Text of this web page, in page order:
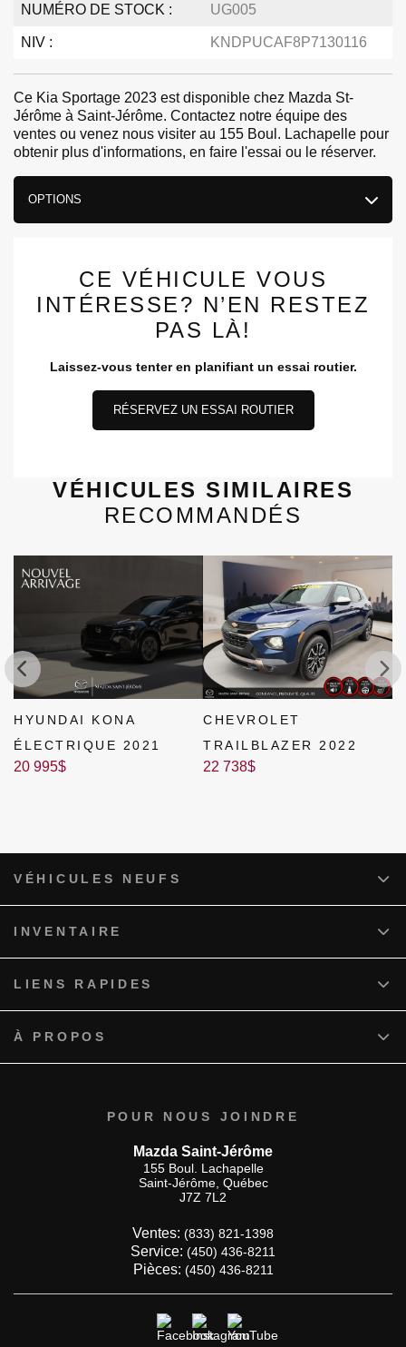
NUMÉRO DE STOCK : UG005
NIV : KNDPUCAF8P7130116
Ce Kia Sportage 2023 est disponible chez Mazda St-
Jérôme à Saint-Jérôme. Contactez notre équipe des
ventes ou venez nous visiter au 155 Boul. Lachapelle pour
obtenir plus d'informations, en faire l'essai ou le réserver.
OPTIONS
CE VÉHICULE VOUS
INTÉRESSE? N’EN RESTEZ
PAS LÀ!
Laissez-vous tenter en planifiant un essai routier.
RÉSERVEZ UN ESSAI ROUTIER
VÉHICULES SIMILAIRES
RECOMMANDÉS
HYUNDAI KONA
ÉLECTRIQUE 2021
20 995$
CHEVROLET
TRAILBLAZER 2022
22 738$
POUR NOUS JOINDRE
Mazda Saint-Jérôme
155 Boul. Lachapelle
Saint-Jérôme, Québec
J7Z 7L2
Ventes: (833) 821-1398
Service: (450) 436-8211
Pièces: (450) 436-8211
VÉHICULES NEUFS
INVENTAIRE
LIENS RAPIDES
À PROPOS